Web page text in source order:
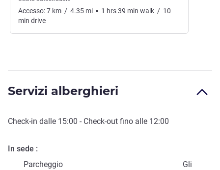
Accesso:7 km / 4.35 mi 1 hrs39 min walk / 10
min drive
Servizi alberghieri
Check-in dalle 15:00 - Check-out fino alle 12:00
In sede
Parcheggio
Gli